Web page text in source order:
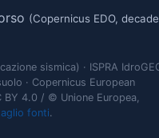
(Copernicus EDO,
sismica) · ISPRA
· Copernicus European
4.0 / © Unione Europea,
fonti.